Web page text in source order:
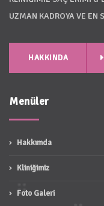
UZMAN KADROYA VE EN
HAKKINDA
Menüler
Hakkımda
Kliniğimiz
Foto Galeri